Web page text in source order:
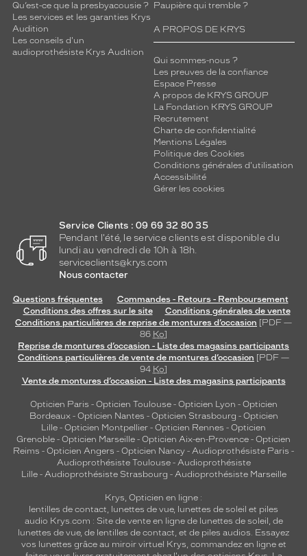
Qu’est-ce que la presbyacousie ?
Les services et les garanties Krys
Audition
Les conseils d'un
audioprothésiste Krys Audition
Paupière qui tremble ?
A PROPOS DE KRYS
Qui sommes-nous ?
Les preuves de la confiance
Espace Presse
A propos de KRYS GROUP
La Fondation KRYS GROUP
Recrutement
Charte de confidentialité
Mentions Légales
Politique des Cookies
Conditions générales d'utilisation
Accessibilité
Gérer les cookies
Service Clients : 09 69 32 80 35
Pendant l'été, le service clients est disponible du
lundi au vendredi de 10h à 18h.
serviceclients@krys.com
Nous contacter
Questions fréquentes
Commandes - Retours - Remboursement
Conditions des offres sur le site
Conditions générales de vente
Conditions particulières de reprise de montures d’occasion [PDF —
86 Ko]
Reprise de montures d’occasion - Liste des magasins participants
Conditions particulières de vente de montures d’occasion [PDF —
94 Ko]
Vente de montures d’occasion - Liste des magasins participants
Opticien Paris - Opticien Toulouse- Opticien Lyon - Opticien
Bordeaux- Opticien Nantes - Opticien Strasbourg - Opticien
Lille - Opticien Montpellier - Opticien Rennes - Opticien
Grenoble - Opticien Marseille - Opticien Aix-en-Provence - Opticien
Reims - Opticien Angers - Opticien Nancy - Audioprothésiste Paris -
Audioprothésiste Toulouse- Audioprothésiste
Lille- Audioprothésiste Strasbourg - Audioprothésiste Marseille
Krys, Opticien en ligne :
lentilles de contact, lunettes de vue, lunettes de soleil et piles
audio Krys.com : Site de vente en ligne de lunettes de soleil, de
lunettes de vue, de lentilles de contact, et de piles audios. Essayez
vos lunettes grâce au miroir virtuel Krys, commandez en ligne et